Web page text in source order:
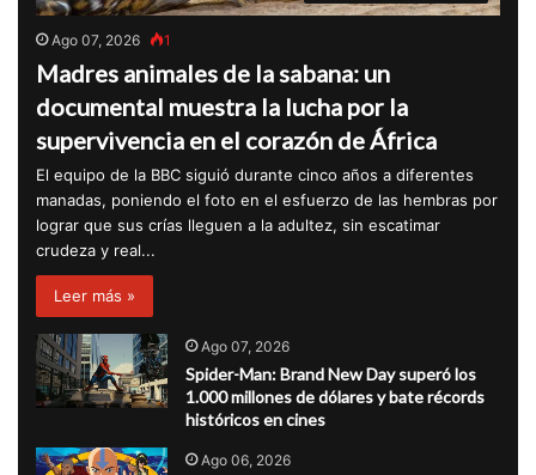
Ago 07, 2026 1
Madres animales de la sabana: un
documental muestra la lucha por la
supervivencia en el corazón de África
El equipo de la BBC siguió durante cinco años a diferentes
manadas, poniendo el foto en el esfuerzo de las hembras por
lograr que sus crías lleguen a la adultez, sin escatimar
crudeza y real...
Leer más »
Ago 07, 2026
Spider-Man: Brand New Day superó los
1.000 millones de dólares y bate récords
históricos en cines
Ago 06, 2026